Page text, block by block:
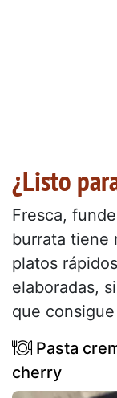
¿Listo
Fresca,
burrata tiene
platos
elaboradas,
que
Pasta
cherry